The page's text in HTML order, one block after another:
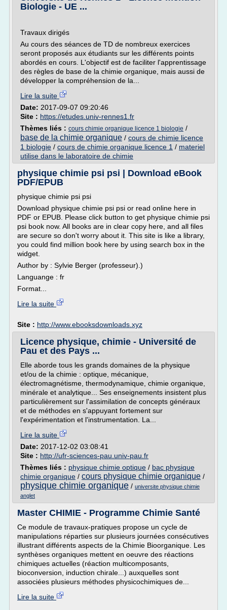
Biologie - UE ...
Travaux dirigés
Au cours des séances de TD de nombreux exercices
seront proposés aux étudiants sur les différents points
abordés en cours. L'objectif est de faciliter l'apprentissage
des règles de base de la chimie organique, mais aussi de
développer la compréhension de la...
Lire la suite
Date: 2017-09-07 09:20:46
Site : https://etudes.univ-rennes1.fr
Thèmes liés : cours chimie organique licence 1 biologie /
base de la chimie organique / cours de chimie licence
1 biologie / cours de chimie organique licence 1 / materiel
utilise dans le laboratoire de chimie
physique chimie psi psi | Download eBook
PDF/EPUB
physique chimie psi psi
Download physique chimie psi psi or read online here in
PDF or EPUB. Please click button to get physique chimie psi
psi book now. All books are in clear copy here, and all files
are secure so don't worry about it. This site is like a library,
you could find million book here by using search box in the
widget.
Author by : Sylvie Berger (professeur).)
Languange : fr
Format...
Lire la suite
Site : http://www.ebooksdownloads.xyz
Licence physique, chimie - Université de
Pau et des Pays ...
Elle aborde tous les grands domaines de la physique
et/ou de la chimie : optique, mécanique,
électromagnétisme, thermodynamique, chimie organique,
minérale et analytique... Ses enseignements insistent plus
particulièrement sur l'assimilation de concepts généraux
et de méthodes en s'appuyant fortement sur
l'expérimentation et l'instrumentation. La...
Lire la suite
Date: 2017-12-02 03:08:41
Site : http://ufr-sciences-pau.univ-pau.fr
Thèmes liés : physique chimie optique / bac physique
chimie organique / cours physique chimie organique /
physique chimie organique / universite physique chimie
anglet
Master CHIMIE - Programme Chimie Santé
Ce module de travaux-pratiques propose un cycle de
manipulations réparties sur plusieurs journées consécutives
illustrant différents aspects de la Chimie Bioorganique. Les
synthèses organiques mettent en oeuvre des réactions
chimiques actuelles (réaction multicomposants,
bioconversion, induction chirale...) auxquelles sont
associées plusieurs méthodes physicochimiques de...
Lire la suite